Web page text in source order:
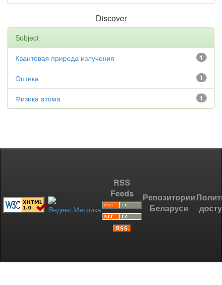
Discover
Subject
1
Квантовая природа излучения
1
Оптика
1
Физика атома
RSS
Feeds
Репозитории
Беларуси